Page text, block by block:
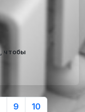
, чтобы
9 10